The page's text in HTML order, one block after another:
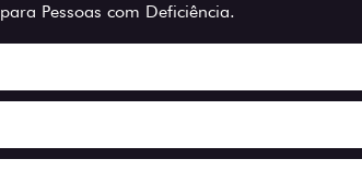
para Pessoas com Deficiência.